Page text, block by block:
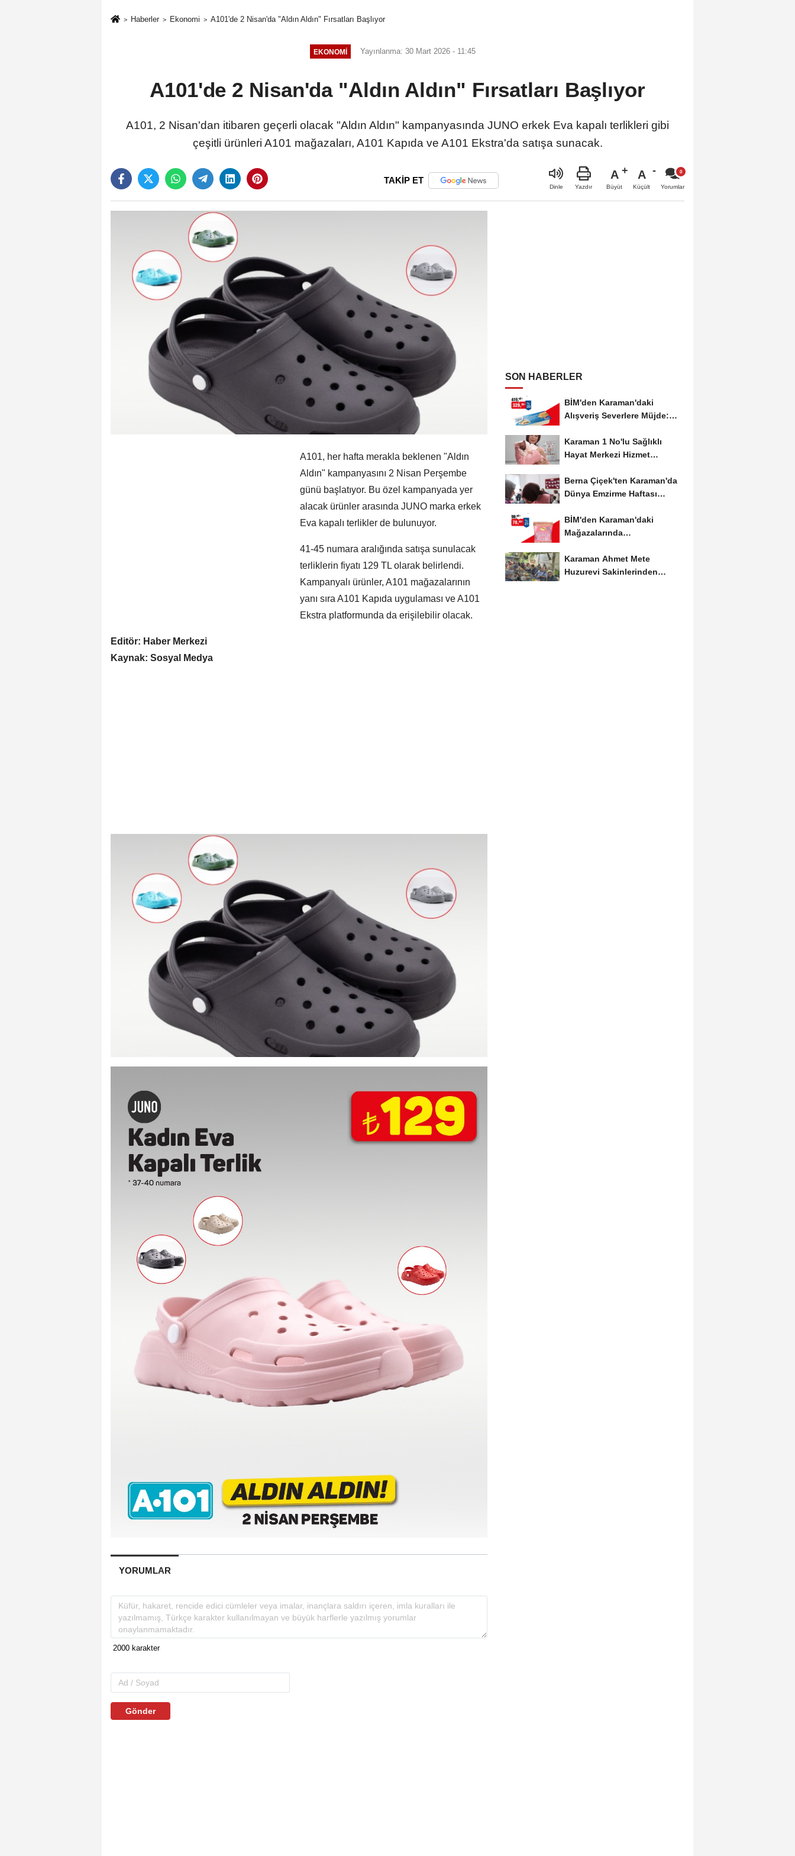
Haberler Ekonomi A101'de 2 Nisan'da "Aldın Aldın" Fırsatları Başlıyor
EKONOMI Yayınlanma: 30 Mart 2026 - 11:45
A101'de 2 Nisan'da "Aldın Aldın" Fırsatları Başlıyor
A101, 2 Nisan'dan itibaren geçerli olacak "Aldın Aldın" kampanyasında JUNO erkek Eva kapalı terlikleri gibi
çeşitli ürünleri A101 mağazaları, A101 Kapıda ve A101 Ekstra'da satışa sunacak.
TAKİP ET
Dinle Yazdır
A
Büyüt
A
Küçült Yorumlar
A101, her hafta merakla beklenen "Aldın
Aldın" kampanyasını 2 Nisan Perşembe
günü başlatıyor. Bu özel kampanyada yer
alacak ürünler arasında JUNO marka erkek
Eva kapalı terlikler de bulunuyor.
41-45 numara aralığında satışa sunulacak
terliklerin fiyatı 129 TL olarak belirlendi.
Kampanyalı ürünler, A101 mağazalarının
yanı sıra A101 Kapıda uygulaması ve A101
Ekstra platformunda da erişilebilir olacak.
Editör: Haber Merkezi
Kaynak: Sosyal Medya
YORUMLAR
Gönder
SON HABERLER
BİM'den Karaman'daki
Alışveriş Severlere Müjde:
Karaman 1 No'lu Sağlıklı
Hayat Merkezi Hizmet
Berna Çiçek'ten Karaman'da
Dünya Emzirme Haftası
BİM'den Karaman'daki
Mağazalarında
Karaman Ahmet Mete
Huzurevi Sakinlerinden